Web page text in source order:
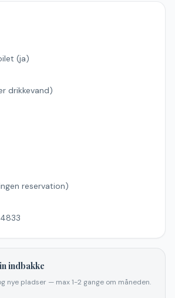
(ja)
drikkevand)
reservation)
indbakke
nye pladser — max 1-2 gange om måneden.